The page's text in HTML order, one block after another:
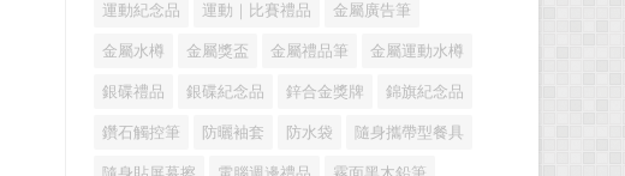
運動紀念品 運動｜比賽禮品 金屬廣告筆
金屬水樽 金屬獎盃 金屬禮品筆 金屬運動水樽
銀碟禮品 銀碟紀念品 鋅合金獎牌 錦旗紀念品
鑽石觸控筆 防曬袖套 防水袋 隨身攜帶型餐具